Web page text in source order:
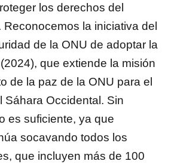
los derechos del
Reconocemos la iniciativa del
de la ONU de adoptar la
que extiende la misión
de la paz de la ONU para el
Sáhara Occidental. Sin
es suficiente, ya que
socavando todos los
que incluyen más de 100